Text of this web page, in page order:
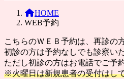
HOME
WEB予約
こちらのＷＥＢ予約は、再診の
初診の方は予約なしでも診察い
ただし初診の方はお電話でご予
※火曜日は新規患者の受付はし